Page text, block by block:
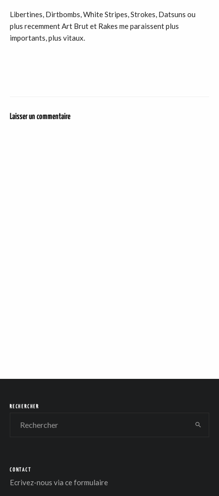
Libertines, Dirtbombs, White Stripes, Strokes, Datsuns ou
plus recemment Art Brut et Rakes me paraissent plus
importants, plus vitaux.
Laisser un commentaire
RECHERCHER
CONTACT
Ecrivez-nous via ce formulaire